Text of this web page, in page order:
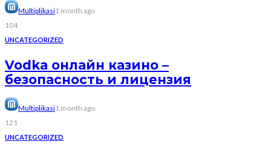
Multiplikasi1 month ago
104
UNCATEGORIZED
Vodka онлайн казино –
безопасность и лицензия
Multiplikasi1 month ago
121
UNCATEGORIZED